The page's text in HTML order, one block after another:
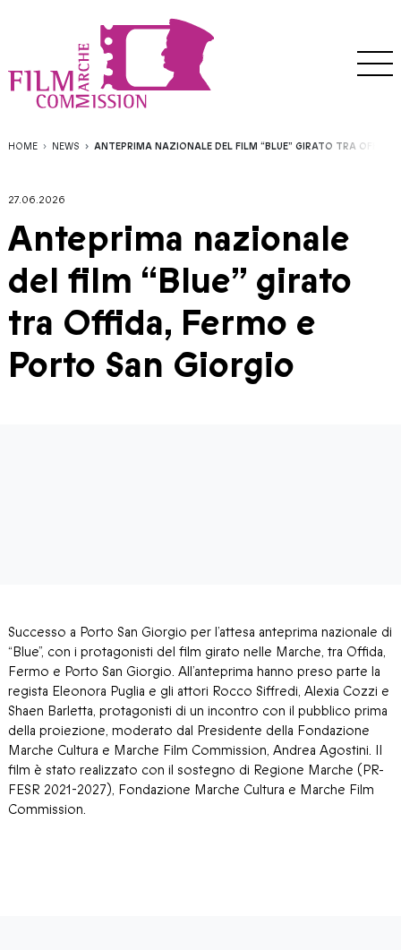
HOME NEWS ANTEPRIMA NAZIONALE DEL FILM “BLUE” GIRATO TRA
27.06.2026
Anteprima nazionale
del film “Blue” girato
tra Offida, Fermo e
Porto San Giorgio
Successo a Porto San Giorgio per l’attesa anteprima nazionale di
“Blue”, con i protagonisti del film girato nelle Marche, tra Offida,
Fermo e Porto San Giorgio. All’anteprima hanno preso parte la
regista Eleonora Puglia e gli attori Rocco Siffredi, Alexia Cozzi e
Shaen Barletta, protagonisti di un incontro con il pubblico prima
della proiezione, moderato dal Presidente della Fondazione
Marche Cultura e Marche Film Commission, Andrea Agostini. Il
film è stato realizzato con il sostegno di Regione Marche (PR-
FESR 2021-2027), Fondazione Marche Cultura e Marche Film
Commission.